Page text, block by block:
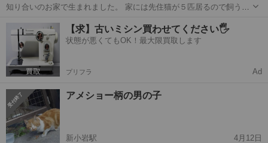
知り合いのお家で生まれました。 家には先住猫が５匹居るので飼うの
とてもチャーミングですよ( =＾ω＾) 特に異常ないです。 ワクチン無
し...
葛飾区 新小岩駅 ワクチン
【求】古いミシン買わせてください🖐️
状態が悪くてもOK！最大限買取します
プリフラ Ad
アメショー柄の男の子
新小岩駅
4月12日